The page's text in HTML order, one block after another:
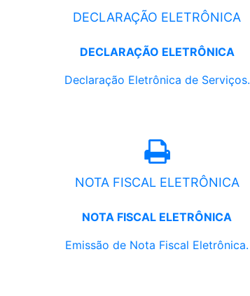
DECLARAÇÃO ELETRÔNICA
DECLARAÇÃO ELETRÔNICA
Declaração Eletrônica de Serviços.
NOTA FISCAL ELETRÔNICA
NOTA FISCAL ELETRÔNICA
Emissão de Nota Fiscal Eletrônica.